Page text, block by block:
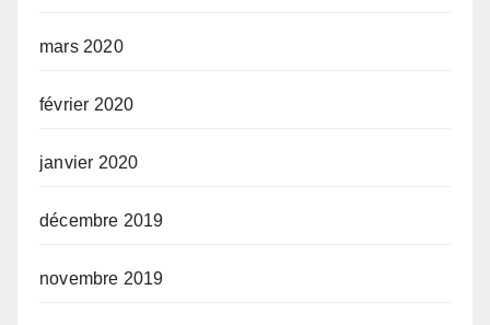
mars 2020
février 2020
janvier 2020
décembre 2019
novembre 2019